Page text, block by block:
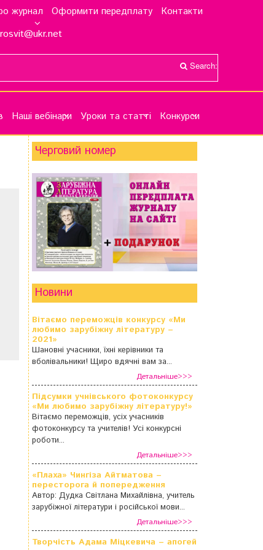
журнал Оформити передплату Контакти
Search:
Наші вебінари Уроки та статті Конкурси
Черговий номер
Новини
Вітаємо переможців конкурсу «Ми
любимо зарубіжну літературу –
2021»
Шановні учасники, їхні керівники та
вболівальники! Щиро вдячні вам за...
Детальніше>>>
Підсумки учнівського фотоконкурсу
«Ми любимо зарубіжну літературу!»
Вітаємо переможців, усіх учасників
фотоконкурсу та учителів! Усі конкурсні
роботи...
Детальніше>>>
«Плаха» Чингіза Айтматова –
пересторога й попередження
Автор: Дудка Світлана Михайлівна, учитель
зарубіжної літератури і російської мови...
Детальніше>>>
Творчість Адама Міцкевича – апогей